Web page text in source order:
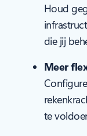
Houd
die jij
Meer
te